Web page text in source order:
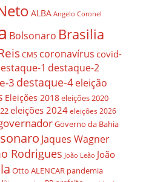
ALBA Angelo Coronel
Bolsonaro Brasilia
CMS coronavírus covid-
1 destaque-2
3 destaque-4eleição
Eleições 2018eleições 2020
eleições 2024 eleições 2026
Governo da Bahia
Jaques Wagner
Rodrigues João Leão João
Otto ALENCAR pandemia